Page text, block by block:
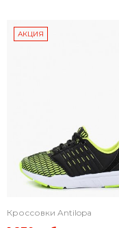
АКЦИЯ
Кроссовки Antilopa